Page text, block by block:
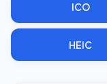
ICO
HEIC